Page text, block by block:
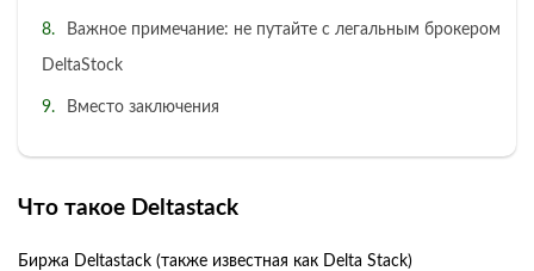
Важное примечание: не путайте с легальным брокером
DeltaStock
Вместо заключения
Что такое Deltastack
Биржа Deltastack (также известная как Delta Stack)